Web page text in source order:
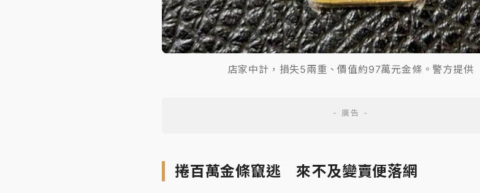
店家中計，損失5兩重、價值約97萬元金條。警方提供
捲百萬金條竄逃 來不及變賣便落網